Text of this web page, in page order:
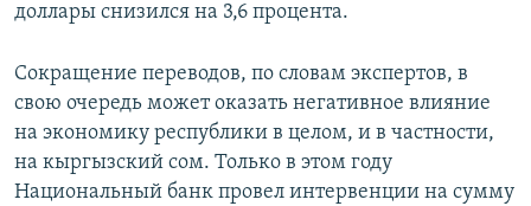
доллары снизился на 3,6 процента.
Сокращение переводов, по словам экспертов, в
свою очередь может оказать негативное влияние
на экономику республики в целом, и в частности,
на кыргызский сом. Только в этом году
Национальный банк провел интервенции на сумму